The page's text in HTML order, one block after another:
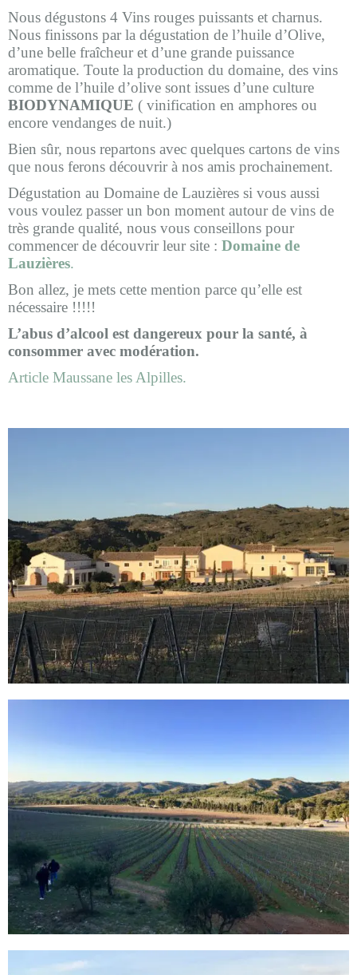
Nous dégustons 4 Vins rouges puissants et charnus.
Nous finissons par la dégustation de l’huile d’Olive,
d’une belle fraîcheur et d’une grande puissance
aromatique. Toute la production du domaine, des vins
comme de l’huile d’olive sont issues d’une culture
BIODYNAMIQUE ( vinification en amphores ou
encore vendanges de nuit.)
Bien sûr, nous repartons avec quelques cartons de vins
que nous ferons découvrir à nos amis prochainement.
Dégustation au Domaine de Lauzières si vous aussi
vous voulez passer un bon moment autour de vins de
très grande qualité, nous vous conseillons pour
commencer de découvrir leur site : Domaine de
Lauzières.
Bon allez, je mets cette mention parce qu’elle est
nécessaire !!!!!
L’abus d’alcool est dangereux pour la santé, à
consommer avec modération.
Article Maussane les Alpilles.